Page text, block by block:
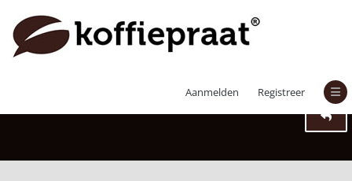
Aanmelden Registreer
Wat is jullie ervaring met Santaskoffie